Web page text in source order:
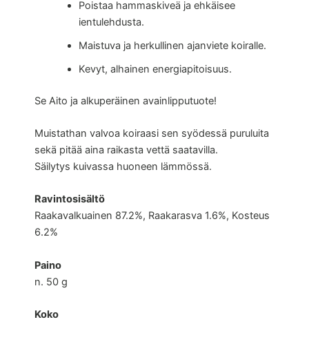
Poistaa hammaskiveä ja ehkäisee
ientulehdusta.
Maistuva ja herkullinen ajanviete koiralle.
Kevyt, alhainen energiapitoisuus.
Se Aito ja alkuperäinen avainlipputuote!
Muistathan valvoa koiraasi sen syödessä puruluita
sekä pitää aina raikasta vettä saatavilla.
Säilytys kuivassa huoneen lämmössä.
Ravintosisältö
Raakavalkuainen 87.2%, Raakarasva 1.6%, Kosteus
6.2%
Paino
n. 50 g
Koko